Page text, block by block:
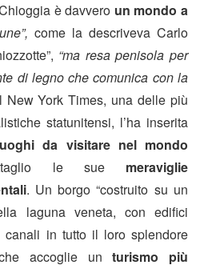
è davvero un mondo a
come la descriveva Carlo
“ma resa penisola per
di legno che comunica con la
York Times, una delle più
statunitensi, l’ha inserita
da visitare nel mondo
le sue meraviglie
. Un borgo “costruito su un
laguna veneta, con edifici
in tutto il loro splendore
che accoglie unturismo più